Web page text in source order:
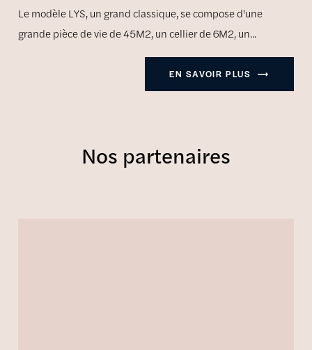
Le modèle LYS, un grand classique, se compose d'une
grande pièce de vie de 45M2, un cellier de 6M2, un...
EN SAVOIR PLUS
Nos partenaires